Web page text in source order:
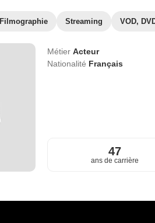
Filmographie Streaming VOD,
Métier Acteur
Nationalité Français
47
ans de carrière